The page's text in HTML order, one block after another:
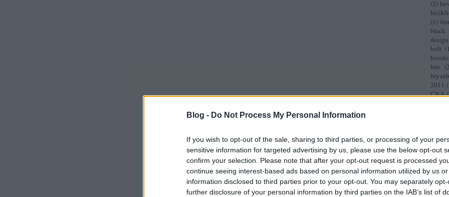
Blog - Do Not Process My Personal Information
If you wish to opt-out of the sale, sharing to third parties, or processing of your
sensitive information for targeted advertising by us, please use the below opt-out
confirm your selection. Please note that after your opt-out request is processed
continue seeing interest-based ads based on personal information utilized by us
information disclosed to third parties prior to your opt-out. You may separately
further disclosure of your personal information by third parties on the IAB’s list of
(2)
(1 )
design
bolt (1
brit
(2
2011 (
C&A (
(2 )
cindy
(1)
1)
(2)
(1)